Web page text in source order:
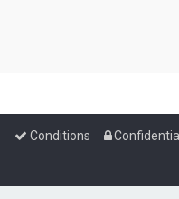
Conditions